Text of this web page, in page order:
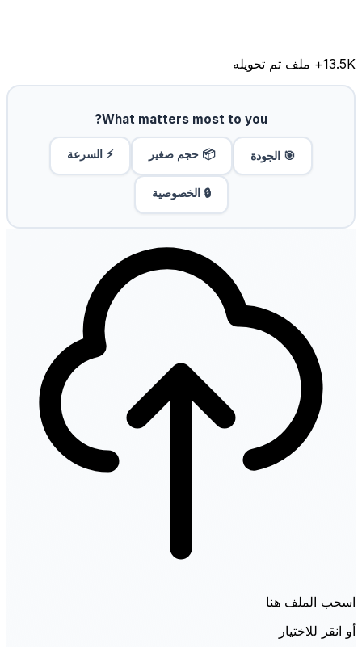
13.5K+ ملف تم تحويله
What matters most to you?
🎯 الجودة 📦 حجم صغير ⚡ السرعة
🔒 الخصوصية
اسحب الملف هنا
أو انقر للاختيار